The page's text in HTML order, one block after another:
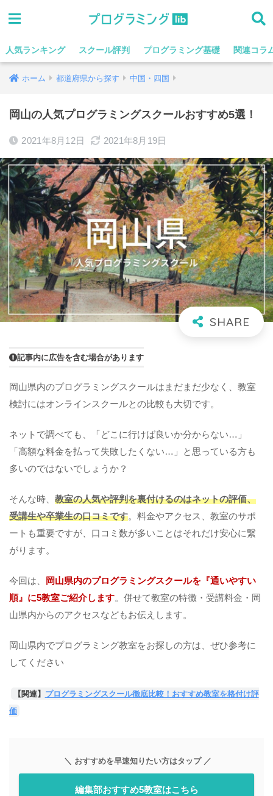
人気ランキング スクール評判 プログラミング基礎 関連コラ
ホーム 都道府県から探す 中国・四国
岡山の人気プログラミングスクールおすすめ5選！
2021年8月12日 2021年8月19日
記事内に広告を含む場合があります
岡山県内のプログラミングスクールはまだまだ少なく、教室
検討にはオンラインスクールとの比較も大切です。
ネットで調べても、「どこに行けば良いか分からない…」
「高額な料金を払って失敗したくない…」と思っている方も
多いのではないでしょうか？
そんな時、 教室の人気や評判を裏付けるのはネットの評価、
受講生や卒業生の口コミです。料金やアクセス、教室のサポ
ートも重要ですが、口コミ数が多いことはそれだけ安心に繋
がります。
今回は、
岡山県内のプログラミングスクールを『通いやすい
順』に5教室ご紹介します。併せて教室の特徴・受講料金・岡
山県内からのアクセスなどもお伝えします。
岡山県内でプログラミング教室をお探しの方は、ぜひ参考に
してください
【関連】 プログラミングスクール徹底比較！おすすめ教室を格付け評
価
＼ おすすめを早速知りたい方はタップ ／
編集部おすすめ5教室はこちら